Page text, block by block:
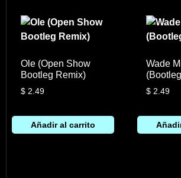
Ole (Open Show
Bootleg Remix)
$2.49
Añadir al carrito
Wade
$ 2.49